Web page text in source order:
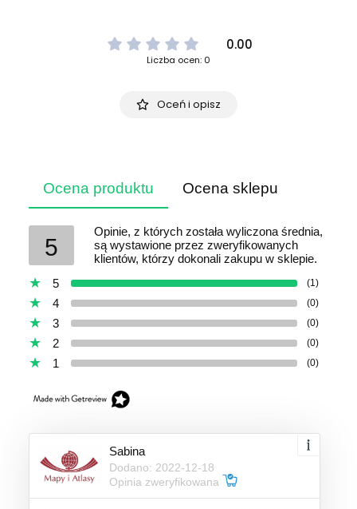
0.00
Liczba ocen: 0
Oceń i opisz
Ocena produktu Ocena sklepu
5
Opinie, z których została wyliczona średnia,
są wystawione przez zweryfikowanych
klientów, którzy dokonali zakupu w sklepie.
5
(1)
4 (0)
3 (0)
2 (0)
1 (0)
Sabina
Dodano: 2022-12-18
Opinia zweryfikowana